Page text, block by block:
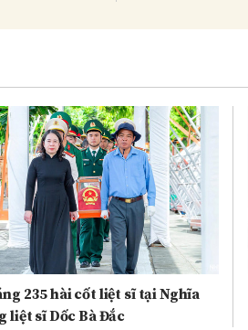
235 hài cốt liệt sĩ tại Nghĩa
liệt sĩ Dốc Bà Đắc